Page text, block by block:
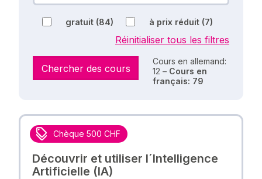
gratuit (84) à prix réduit (7)
Réinitialiser tous les filtres
Chercher des cours
Cours en allemand:
12 – Cours en
français: 79
Chèque 500 CHF
Découvrir et utiliser l´Intelligence
Artificielle (IA)